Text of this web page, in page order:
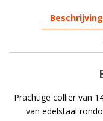
Beschrijving
Prachtige collier van
van edelstaal